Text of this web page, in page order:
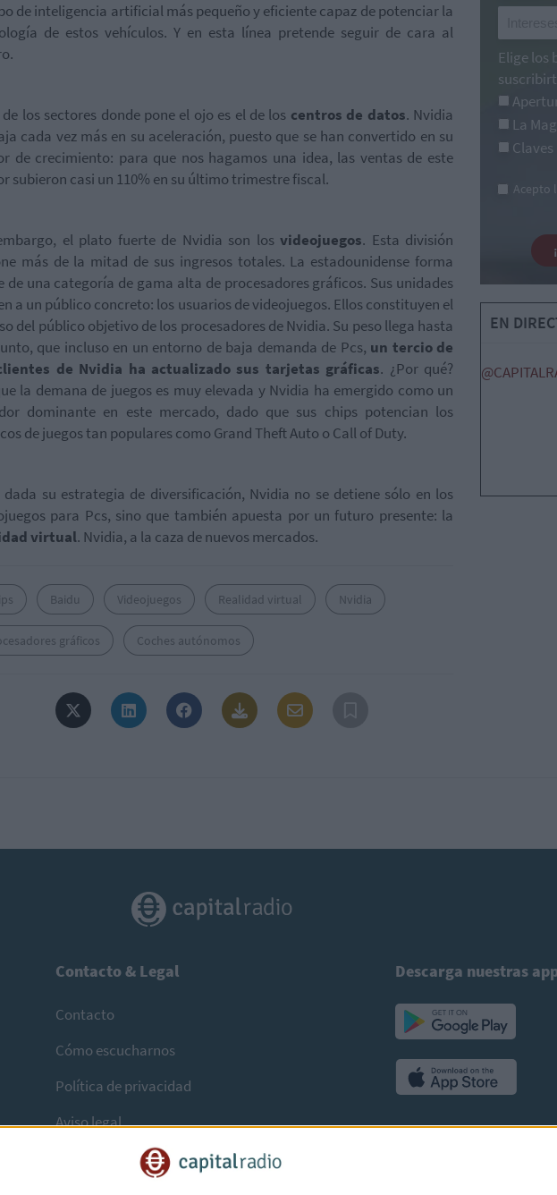
de inteligencia artificial más pequeño y eficiente capaz de potenciar la
de estos vehículos. Y en esta línea pretende seguir de cara al
los sectores donde pone el ojo es el de los centros de datos. Nvidia
cada vez más en su aceleración, puesto que se han convertido en su
de crecimiento: para que nos hagamos una idea, las ventas de este
subieron casi un 110% en su último trimestre fiscal.
el plato fuerte de Nvidia son losvideojuegos. Esta división
más de la mitad de sus ingresos totales. La estadounidense forma
de una categoría de gama alta de procesadores gráficos. Sus unidades
a un público concreto: los usuarios de videojuegos. Ellos constituyen el
del público objetivo de los procesadores de Nvidia. Su peso llega hasta
que incluso en un entorno de baja demanda de Pcs, un tercio de
de Nvidia ha actualizado sus tarjetas gráficas. ¿Por qué?
la demana de juegos es muy elevada y Nvidia ha emergido como un
dominante en este mercado, dado que sus chips potencian los
de juegos tan populares como Grand Theft Auto o Call of Duty.
dada su estrategia de diversificación, Nvidia no se detiene sólo en los
para Pcs, sino que también apuesta por un futuro presente: la
virtual. Nvidia, a la caza de nuevos mercados.
Baidu Videojuegos Realidad virtual Nvidia
gráficos Coches autónomos
Elige los
La
Claves
Acepto
EN
Contacto & Legal
Contacto
Cómo escucharnos
Política de privacidad
Aviso legal
Descarga nuestras